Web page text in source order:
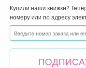
Купили наши книжки?
номеру или по адресу